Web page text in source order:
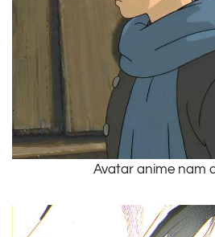
Avatar anime nam